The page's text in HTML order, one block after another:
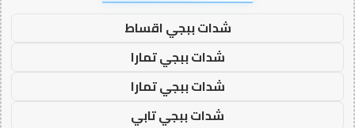
شدات ببجي اقساط
شدات ببجي تمارا
شدات ببجي تمارا
شدات ببجي تابي